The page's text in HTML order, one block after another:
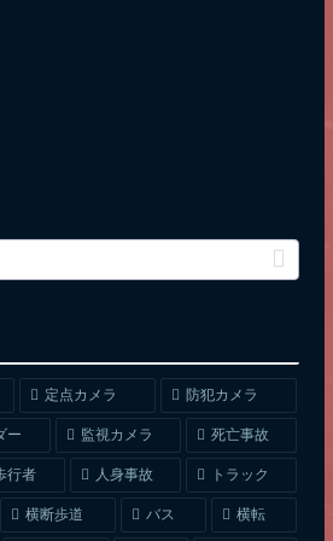
定点カメラ 防犯カメラ
ー 監視カメラ 死亡事故
行者 人身事故 トラック
横断歩道 バス 横転